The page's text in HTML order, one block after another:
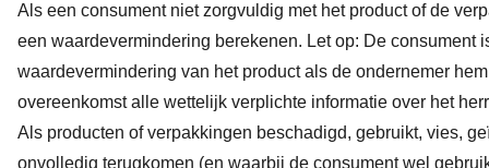
Als een consument niet zorgvuldig met het product of de
een waardevermindering berekenen. Let op: De consument
waardevermindering van het product als de ondernemer
overeenkomst alle wettelijk verplichte informatie over het
Als producten of verpakkingen beschadigd, gebruikt, vies,
onvolledig terugkomen (en waarbij de consument wel